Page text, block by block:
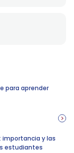
para aprender
importancia y las
estudiantes